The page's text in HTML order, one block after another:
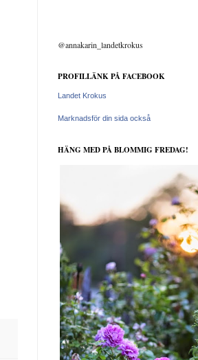
@annakarin_landetkrokus
PROFILLÄNK PÅ FACEBOOK
Landet Krokus
Marknadsför din sida också
HÄNG MED PÅ BLOMMIG FREDAG!